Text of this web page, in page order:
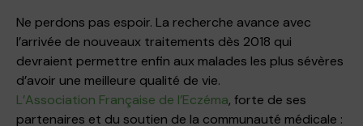
Ne perdons pas espoir. La recherche avance avec
l’arrivée de nouveaux traitements dès 2018 qui
devraient permettre enfin aux malades les plus sévères
d’avoir une meilleure qualité de vie.
L’Association Française de l’Eczéma, forte de ses
partenaires et du soutien de la communauté médicale :